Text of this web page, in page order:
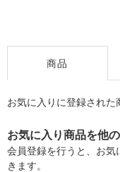
商品
お気に入りに登録された
お気に入り商品を他
会員登録を行うと、お
きます。